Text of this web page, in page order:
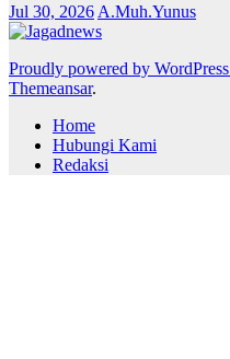
Jul 30, 2026 A.Muh.Yunus
Proudly powered by WordPress
Themeansar.
Home
Hubungi Kami
Redaksi